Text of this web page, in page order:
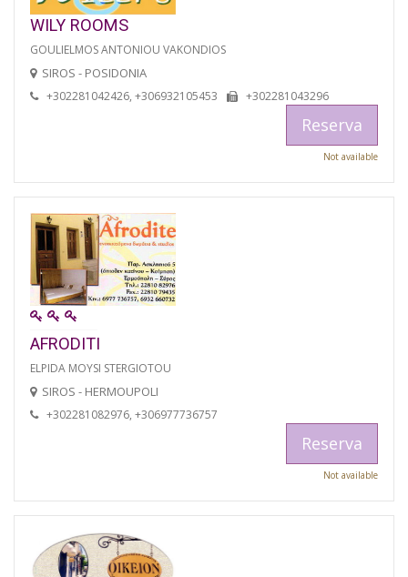
WILY ROOMS
GOULIELMOS ANTONIOU VAKONDIOS
SIROS - POSIDONIA
+302281042426, +306932105453 +302281043296
Reserva
Not available
AFRODITI
ELPIDA MOYSI STERGIOTOU
SIROS - HERMOUPOLI
+302281082976, +306977736757
Reserva
Not available